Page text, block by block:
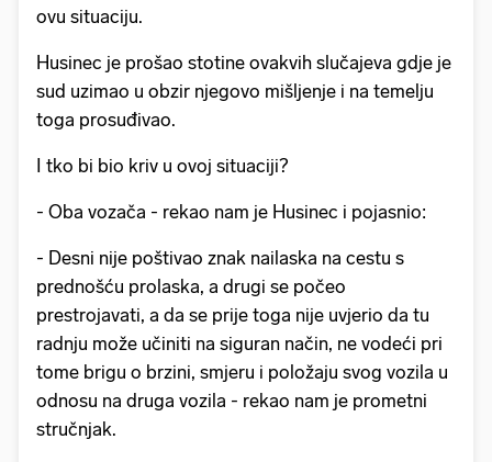
ovu situaciju.
Husinec je prošao stotine ovakvih slučajeva gdje je
sud uzimao u obzir njegovo mišljenje i na temelju
toga prosuđivao.
I tko bi bio kriv u ovoj situaciji?
- Oba vozača - rekao nam je Husinec i pojasnio:
- Desni nije poštivao znak nailaska na cestu s
prednošću prolaska, a drugi se počeo
prestrojavati, a da se prije toga nije uvjerio da tu
radnju može učiniti na siguran način, ne vodeći pri
tome brigu o brzini, smjeru i položaju svog vozila u
odnosu na druga vozila - rekao nam je prometni
stručnjak.